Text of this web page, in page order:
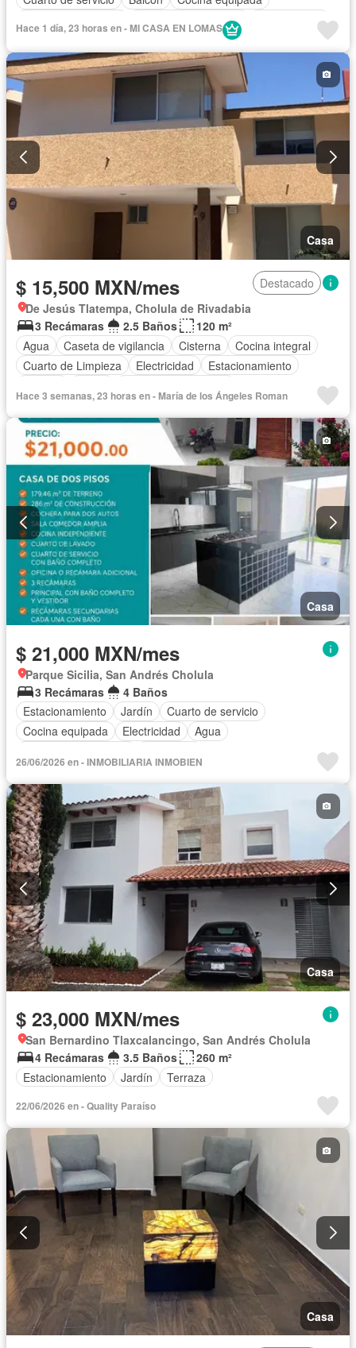
Recámara con closet Sin amueblar
Hace 1 día, 23 horas en - MI CASA EN LOMAS
Casa
$ 15,500 MXN/mes
Destacado
De Jesús Tlatempa, Cholula de Rivadabia
3 Recámaras
2.5 Baños
120 m²
Agua
Caseta de vigilancia Cisterna
Cocina integral
Cuarto de Limpieza
Electricidad
Estacionamiento
Televisión por cable
Wifi
Permite mascotas
Permite niños
Sin amueblar
Hace 3 semanas, 23 horas en - María de los Ángeles Roman
Casa
$ 21,000 MXN/mes
Parque Sicilia, San Andrés Cholula
3 Recámaras
4 Baños
Estacionamiento
Jardín
Cuarto de servicio
Cocina equipada
Electricidad
Agua
26/06/2026 en - INMOBILIARIA INMOBIEN
Casa
$ 23,000 MXN/mes
San Bernardino Tlaxcalancingo, San Andrés Cholula
4 Recámaras
3.5 Baños
260 m²
Estacionamiento
Jardín Terraza
22/06/2026 en - Quality Paraíso
Casa